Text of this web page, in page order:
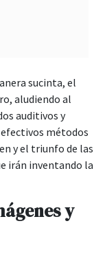
sucinta, el
aludiendo al
auditivos y
métodos
y el triunfo de las
irán inventando la
y